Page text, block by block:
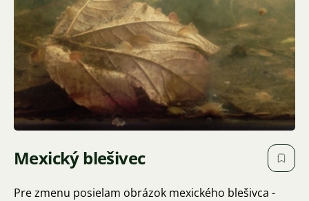
Mexický blešivec
Pre zmenu posielam obrázok mexického blešivca -